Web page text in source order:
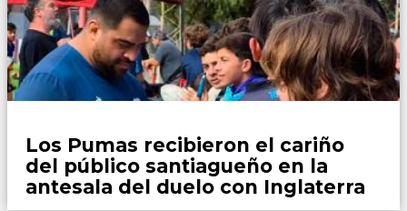
Los Pumas recibieron el cariño
del público santiagueño en la
antesala del duelo con Inglaterra